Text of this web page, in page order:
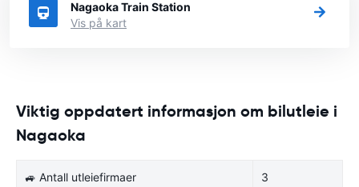
Nagaoka Train Station
Vis på kart
Viktig oppdatert informasjon om bilutleie i
Nagaoka
🚙 Antall utleiefirmaer 3